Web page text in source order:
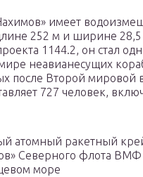
имеет
252 м и ширине
1144.2, он стал
неавианесущих
после Второй мировой
727 человек,
атомный ракетный
Северного флота
море